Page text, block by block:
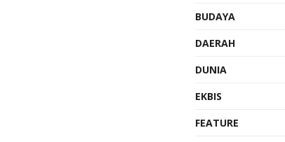
BUDAYA
DAERAH
DUNIA
EKBIS
FEATURE